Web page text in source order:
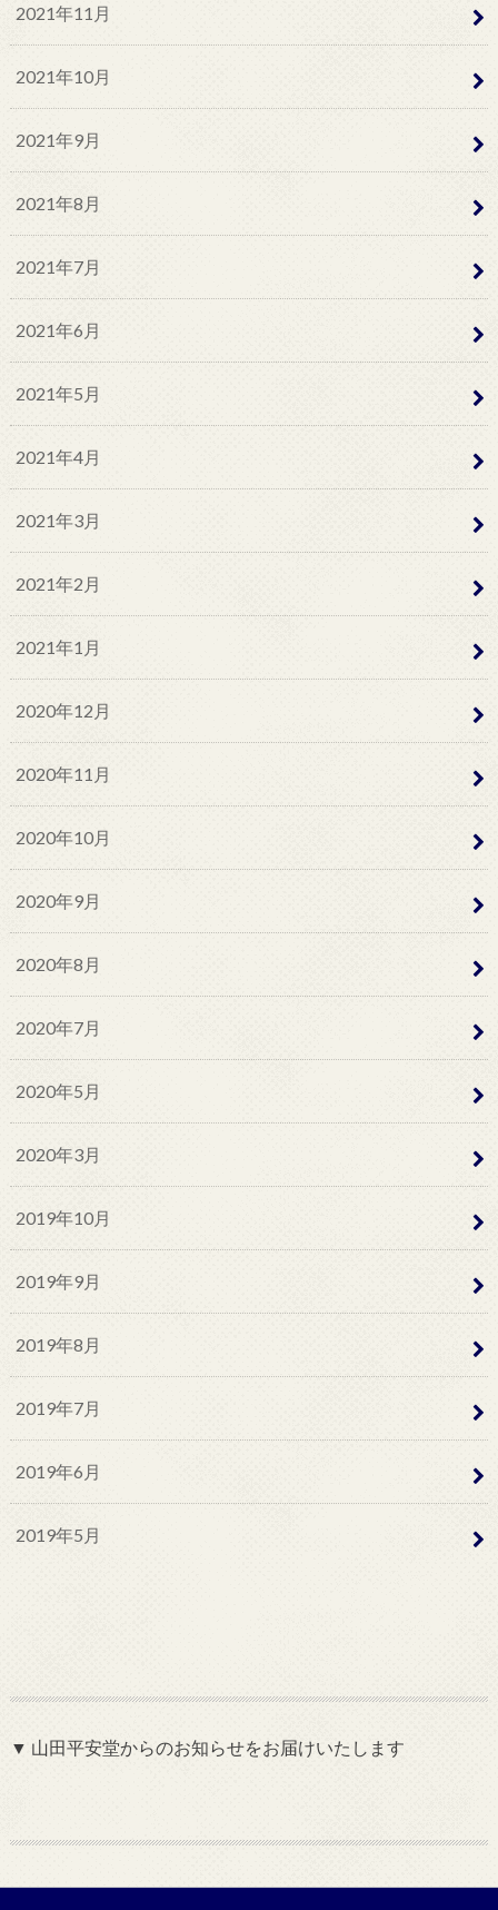
2021年11月
2021年10月
2021年9月
2021年8月
2021年7月
2021年6月
2021年5月
2021年4月
2021年3月
2021年2月
2021年1月
2020年12月
2020年11月
2020年10月
2020年9月
2020年8月
2020年7月
2020年5月
2020年3月
2019年10月
2019年9月
2019年8月
2019年7月
2019年6月
2019年5月
▼ 山田平安堂からのお知らせをお届けいたします